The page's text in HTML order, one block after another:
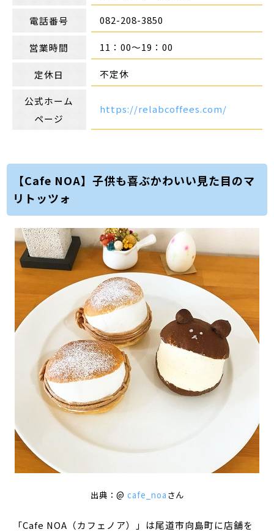
電話番号 082-208-3850
営業時間 11：00～19：00
定休日 不定休
公式ホーム
ページ
https://relabcoffees.com/
【Cafe NOA】子供も喜ぶかわいい見た目のマ
リトッツォ
出典：@ cafe_noa さん
「Cafe NOA（カフェノア）」は尾道市向島町に店舗を